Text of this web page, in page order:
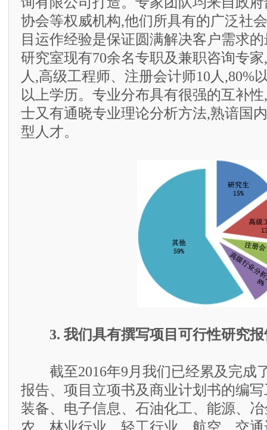
协会等权威机构,他们所具有的广泛社
目运作经验是保证圆满解决客户需求
研究室现有70余名专职及兼职咨询专
人,高级工程师、注册会计师10人,80%
以上学历。专业分布具有很强的互补
士又有通晓专业理论分析方法,熟谙国
型人才。
3. 我们具有撰写项目可行性研究
截至2016年9月我们已经累及完成
报告、项目立项书及商业计划书的编
装备、电子信息、石油化工、能源、